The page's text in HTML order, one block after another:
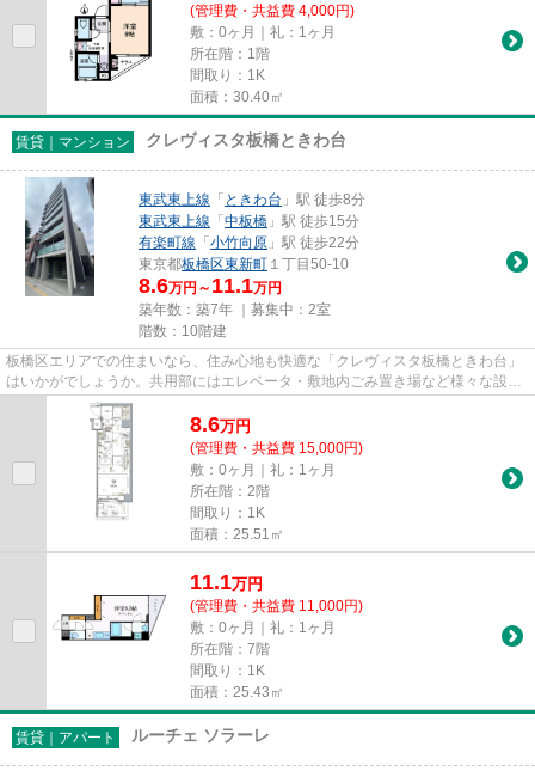
(管理費・共益費 4,000円)
敷：0ヶ月｜礼：1ヶ月
所在階：1階
間取り：1K
面積：30.40㎡
賃貸｜マンション クレヴィスタ板橋ときわ台
東武東上線 「 ときわ台 」駅 徒歩8分
東武東上線 「 中板橋 」駅 徒歩15分
有楽町線 「 小竹向原 」駅 徒歩22分
東京都板橋区東新町 １丁目50-10
8.6万円～ 11.1万円
築年数：築7年 ｜募集中： 2室
階数：10階建
板橋区エリアでの住まいなら、住み心地も快適な「クレヴィスタ板橋ときわ台」
はいかがでしょうか。共用部にはエレベータ・敷地内ごみ置き場など様々な設備
やサービスが揃っているので...
8.6万円
(管理費・共益費 15,000円)
敷：0ヶ月｜礼：1ヶ月
所在階：2階
間取り：1K
面積：25.51㎡
11.1万円
(管理費・共益費 11,000円)
敷：0ヶ月｜礼：1ヶ月
所在階：7階
間取り：1K
面積：25.43㎡
賃貸｜アパート ルーチェ ソラーレ